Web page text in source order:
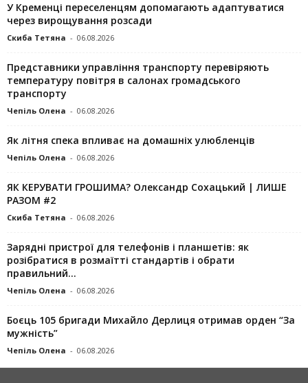
У Кременці переселенцям допомагають адаптуватися
через вирощування розсади
Скиба Тетяна - 06.08.2026
Представники управління транспорту перевіряють
температуру повітря в салонах громадського
транспорту
Чепіль Олена - 06.08.2026
Як літня спека впливає на домашніх улюбленців
Чепіль Олена - 06.08.2026
ЯК КЕРУВАТИ ГРОШИМА? Олександр Сохацький | ЛИШЕ
РАЗОМ #2
Скиба Тетяна - 06.08.2026
Зарядні пристрої для телефонів і планшетів: як
розібратися в розмаїтті стандартів і обрати
правильний...
Чепіль Олена - 06.08.2026
Боєць 105 бригади Михайло Дерлиця отримав орден “За
мужність”
Чепіль Олена - 06.08.2026